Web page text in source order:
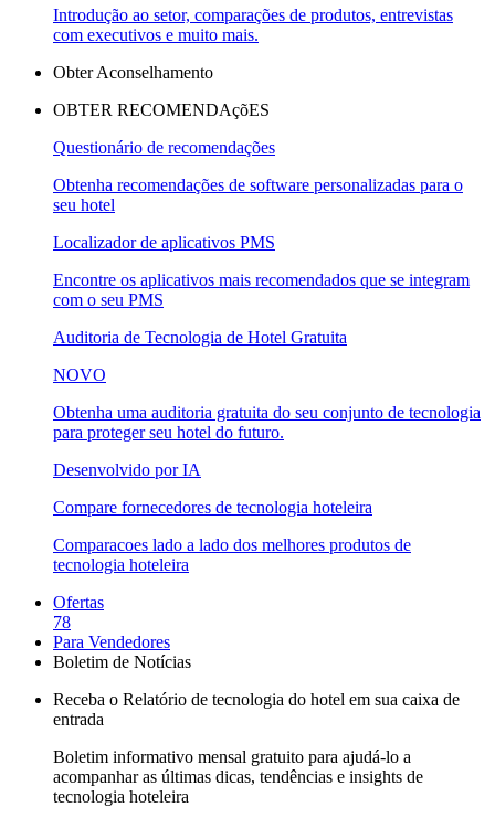
Introdução ao setor, comparações de produtos, entrevistas
com executivos e muito mais.
Obter Aconselhamento
OBTER RECOMENDAçõES
Questionário de recomendações
Obtenha recomendações de software personalizadas para o
seu hotel
Localizador de aplicativos PMS
Encontre os aplicativos mais recomendados que se integram
com o seu PMS
Auditoria de Tecnologia de Hotel Gratuita
NOVO
Obtenha uma auditoria gratuita do seu conjunto de tecnologia
para proteger seu hotel do futuro.
Desenvolvido por IA
Compare fornecedores de tecnologia hoteleira
Comparacoes lado a lado dos melhores produtos de
tecnologia hoteleira
Ofertas
78
Para Vendedores
Boletim de Notícias
Receba o Relatório de tecnologia do hotel em sua caixa de
entrada
Boletim informativo mensal gratuito para ajudá-lo a
acompanhar as últimas dicas, tendências e insights de
tecnologia hoteleira